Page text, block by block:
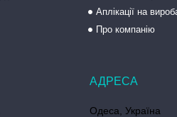
Аплікації на
Про компанію
Одеса, Україна